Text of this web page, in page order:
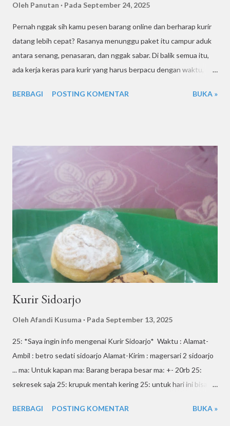
Oleh Panutan Pada September 24, 2025
Pernah nggak sih kamu pesen barang online dan berharap kurir
datang lebih cepat? Rasanya menunggu paket itu campur aduk
antara senang, penasaran, dan nggak sabar. Di balik semua itu,
ada kerja keras para kurir yang harus berpacu dengan waktu,
Nah, kalau kamu penasaran gimana sih strategi kerja kurir supaya
relatif dekat, tapi padatnya lalu lintas bikin banyak kurir harus
memutar otak biar nggak kejebak macet. Beberapa tantangan
yang biasa dihadapi kurir antara lain: Kemacetan di jam sibuk –
pagi hari saat orang berangkat kerja atau sore hari ketika pulang
kantor. Perubahan cuaca mendadak – hujan deras bikin jalan licin
dan waktu tempuh bisa bertambah. Banyaknya titik
pengantara...
BERBAGI POSTING KOMENTAR BUKA »
Kurir Sidoarjo
Oleh Afandi Kusuma Pada September 13, 2025
25: *Saya ingin info mengenai Kurir Sidoarjo* Waktu : Alamat-
Ambil : betro sedati sidoarjo Alamat-Kirim : magersari 2 sidoarjo
... ma: Untuk kapan ma: Barang berapa besar ma: +- 20rb 25:
sekresek saja 25: krupuk mentah kering 25: untuk hari ini bisa?
perumtas wonoayu ke betro sedati apa bisa?. dan berapa ma:
BERBAGI POSTING KOMENTAR BUKA »